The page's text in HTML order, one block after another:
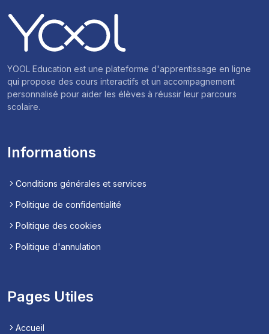
YOOL Education est une plateforme d'apprentissage en ligne
qui propose des cours interactifs et un accompagnement
personnalisé pour aider les élèves à réussir leur parcours
scolaire.
Informations
Conditions générales et services
Politique de confidentialité
Politique des cookies
Politique d'annulation
Pages Utiles
Accueil